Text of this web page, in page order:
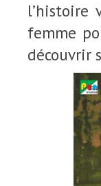
l’histoire
femme
découvrir